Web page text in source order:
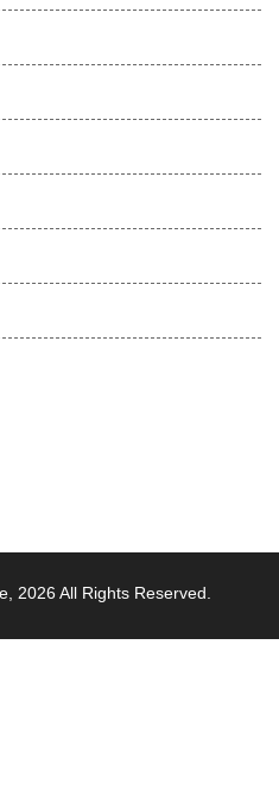
, 2026 All Rights Reserved.